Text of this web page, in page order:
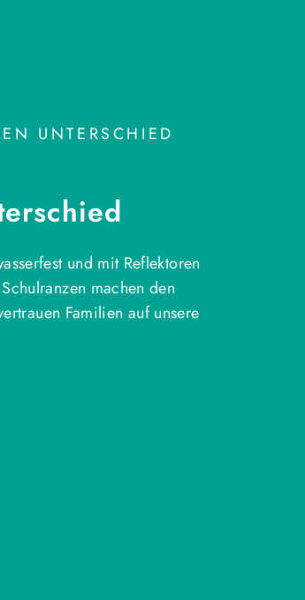
UNTERSCHIED
und mit Reflektoren
machen den
Familien auf unsere